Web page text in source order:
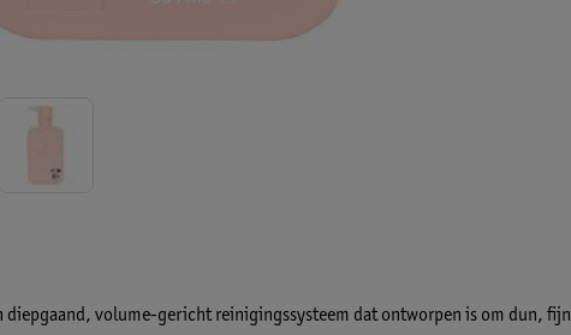
diepgaand, volume-gericht reinigingssysteem dat ontworpen is om dun, fijn